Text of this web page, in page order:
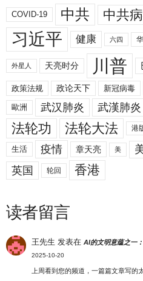
COVID-19 中共 中共
习近平 健康 六四
外星人 天亮时分 川普
政策法规 政论天下 新冠病毒
歐洲 武汉肺炎 武漢肺炎
法轮功 法轮大法 港
生活 疫情 章天亮 美
英国 轮回 香港
读者留言
王先生 发表在AI的文明意蕴之一
2025-10-20
上周看到您的频道，一篇篇文章写的